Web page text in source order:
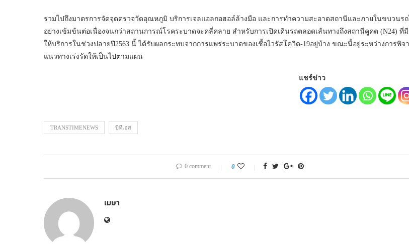
รวมไปถึงมาตรการจัดจุดตรวจวัดอุณหภูมิ บริการเจลแอลกอฮอล์ล้างมือ และการทำความสะอาดสถานีและภายในขบวนร
อย่างเข้มข้นต่อเนื่องจนกว่าสถานการณ์โรคระบาดจะคลี่คลาย สำหรับการเปิดเดินรถตลอดเส้นทางถึงสถานีคูคต (N24) ที่
ให้บริการในช่วงปลายปี2563 นี้ ได้รับผลกระทบจากการแพร่ระบาดของเชื้อไวรัสโควิด-19อยู่บ้าง ขณะนี้อยู่ระหว่างการพิจ
แนวทางเร่งรัดให้เป็นไปตามแผน
แชร์ข่าว
TRANSTIMENEWS บีทีเอส
0 comment 0
เมษา